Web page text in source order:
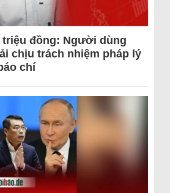
triệu đồng: Người dùng
chịu trách nhiệm pháp lý
chí